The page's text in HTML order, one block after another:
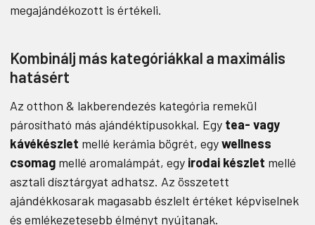
megajándékozott is értékeli.
Kombinálj más kategóriákkal a maximális
hatásért
Az otthon & lakberendezés kategória remekül
párosítható más ajándéktípusokkal. Egy tea- vagy
kávékészlet mellé kerámia bögrét, egywellness
csomagmellé aromalámpát, egy irodai készlet mellé
asztali dísztárgyat adhatsz. Az összetett
ajándékkosarak magasabb észlelt értéket képviselnek
és emlékezetesebb élményt nyújtanak.